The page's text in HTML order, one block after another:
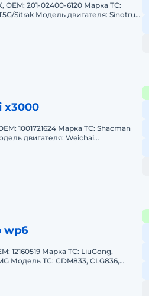
OEM: 201-02400-6120 Марка ТС:
Sitrak Модель двигателя: Sinotruk
x3000
1001721624 Марка ТС: Shacman
двигателя: Weichai
wp6
12160519 Марка ТС: LiuGong,
Модель ТС: CDM833, CLG836,